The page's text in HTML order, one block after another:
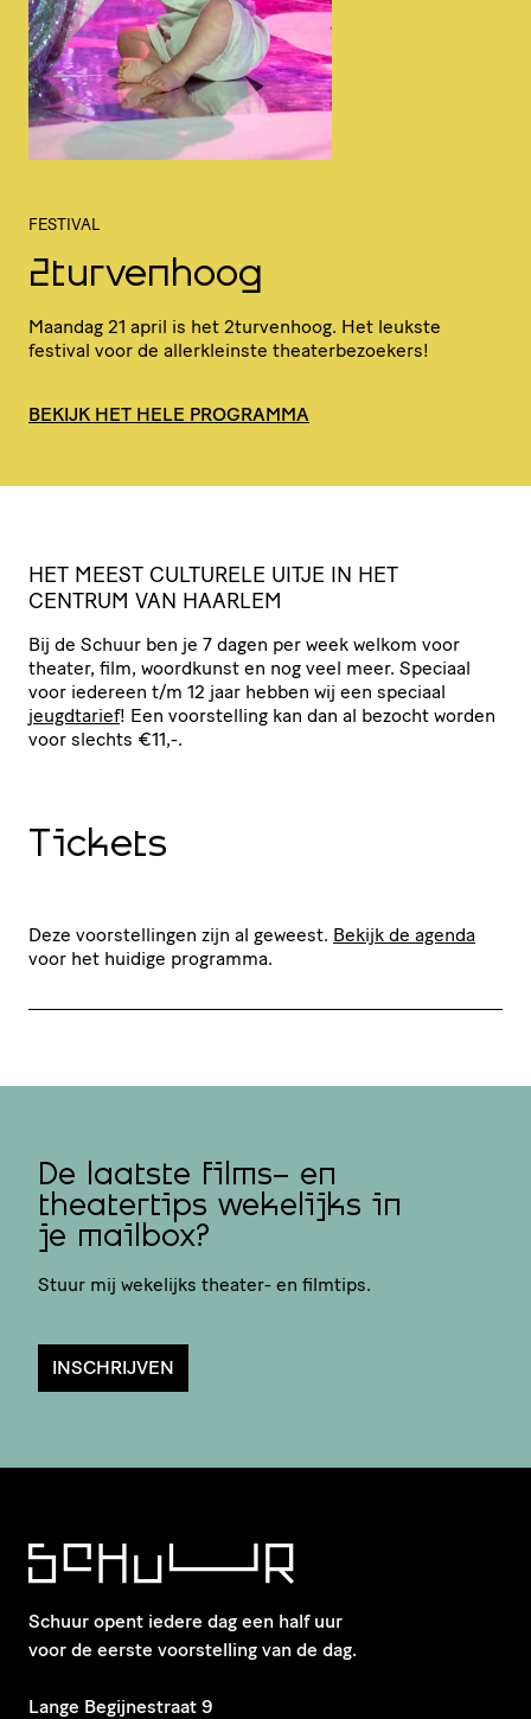
FESTIVAL
2turvenhoog
Maandag 21 april is het 2turvenhoog. Het leukste
festival voor de aller­kleinste theaterbezoekers!
BEKIJK HET HELE PROGRAMMA
HET MEEST CULTURELE UITJE IN HET
CENTRUM VAN HAARLEM
Bij de Schuur ben je 7 dagen per week welkom voor
theater, film, woordkunst en nog veel meer. Speciaal
voor iedereen t/​m 12 jaar hebben wij een speciaal
jeugdtarief! Een voor­stel­ling kan dan al bezocht worden
voor slechts €11,-.
Tickets
Deze voorstellingen zijn al geweest. Bekijk de agenda
voor het huidige programma.
De laatste films- en
theatertips wekelijks in
je mailbox?
Stuur mij wekelijks theater- en filmtips.
INSCHRIJVEN
Schuur opent iedere dag een half uur
voor de eerste voorstelling van de dag.
​Lange Begijnestraat 9